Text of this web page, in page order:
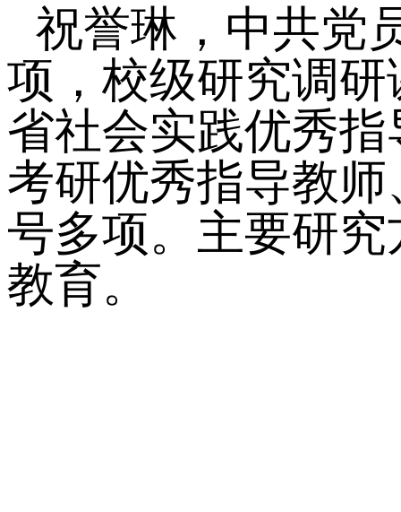
祝誉琳，中共党
项，校级研究调
省社会实践优秀
考研优秀指导教
号多项。主要研
教育。